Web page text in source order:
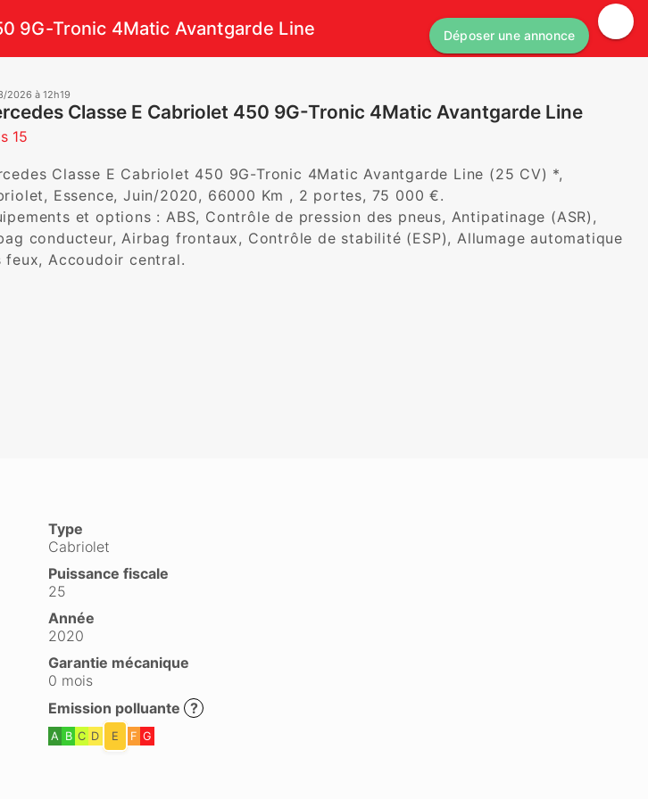
9G-Tronic 4Matic Avantgarde Line Déposer une annonce
2026 à 12h19
Classe E Cabriolet 450 9G-Tronic 4Matic Avantgarde Line
15
Classe E Cabriolet 450 9G-Tronic 4Matic Avantgarde Line (25 CV) *,
Essence, Juin/2020, 66000 Km , 2 portes, 75 000 €.
et options : ABS, Contrôle de pression des pneus, Antipatinage (ASR),
conducteur, Airbag frontaux, Contrôle de stabilité (ESP), Allumage automatique
feux, Accoudoir central.
Type
Cabriolet
Puissance fiscale
25
Année
2020
Garantie mécanique
0 mois
Emission polluante ?
A B C D E F G